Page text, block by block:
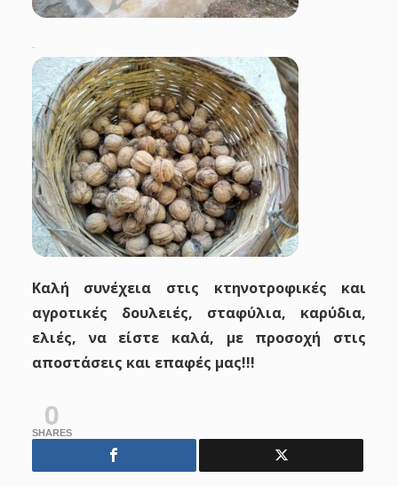
Καλή συνέχεια στις κτηνοτροφικές και
αγροτικές δουλειές, σταφύλια, καρύδια,
ελιές, να είστε καλά, με προσοχή στις
αποστάσεις και επαφές μας!!!
0
SHARES